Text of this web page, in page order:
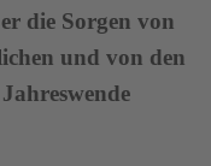
die Sorgen von
und von den